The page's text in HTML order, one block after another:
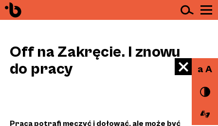
Przejdź do treści
Off na Zakręcie. I znowu
do pracy
Praca potrafi męczyć i dołować, ale może być
a A